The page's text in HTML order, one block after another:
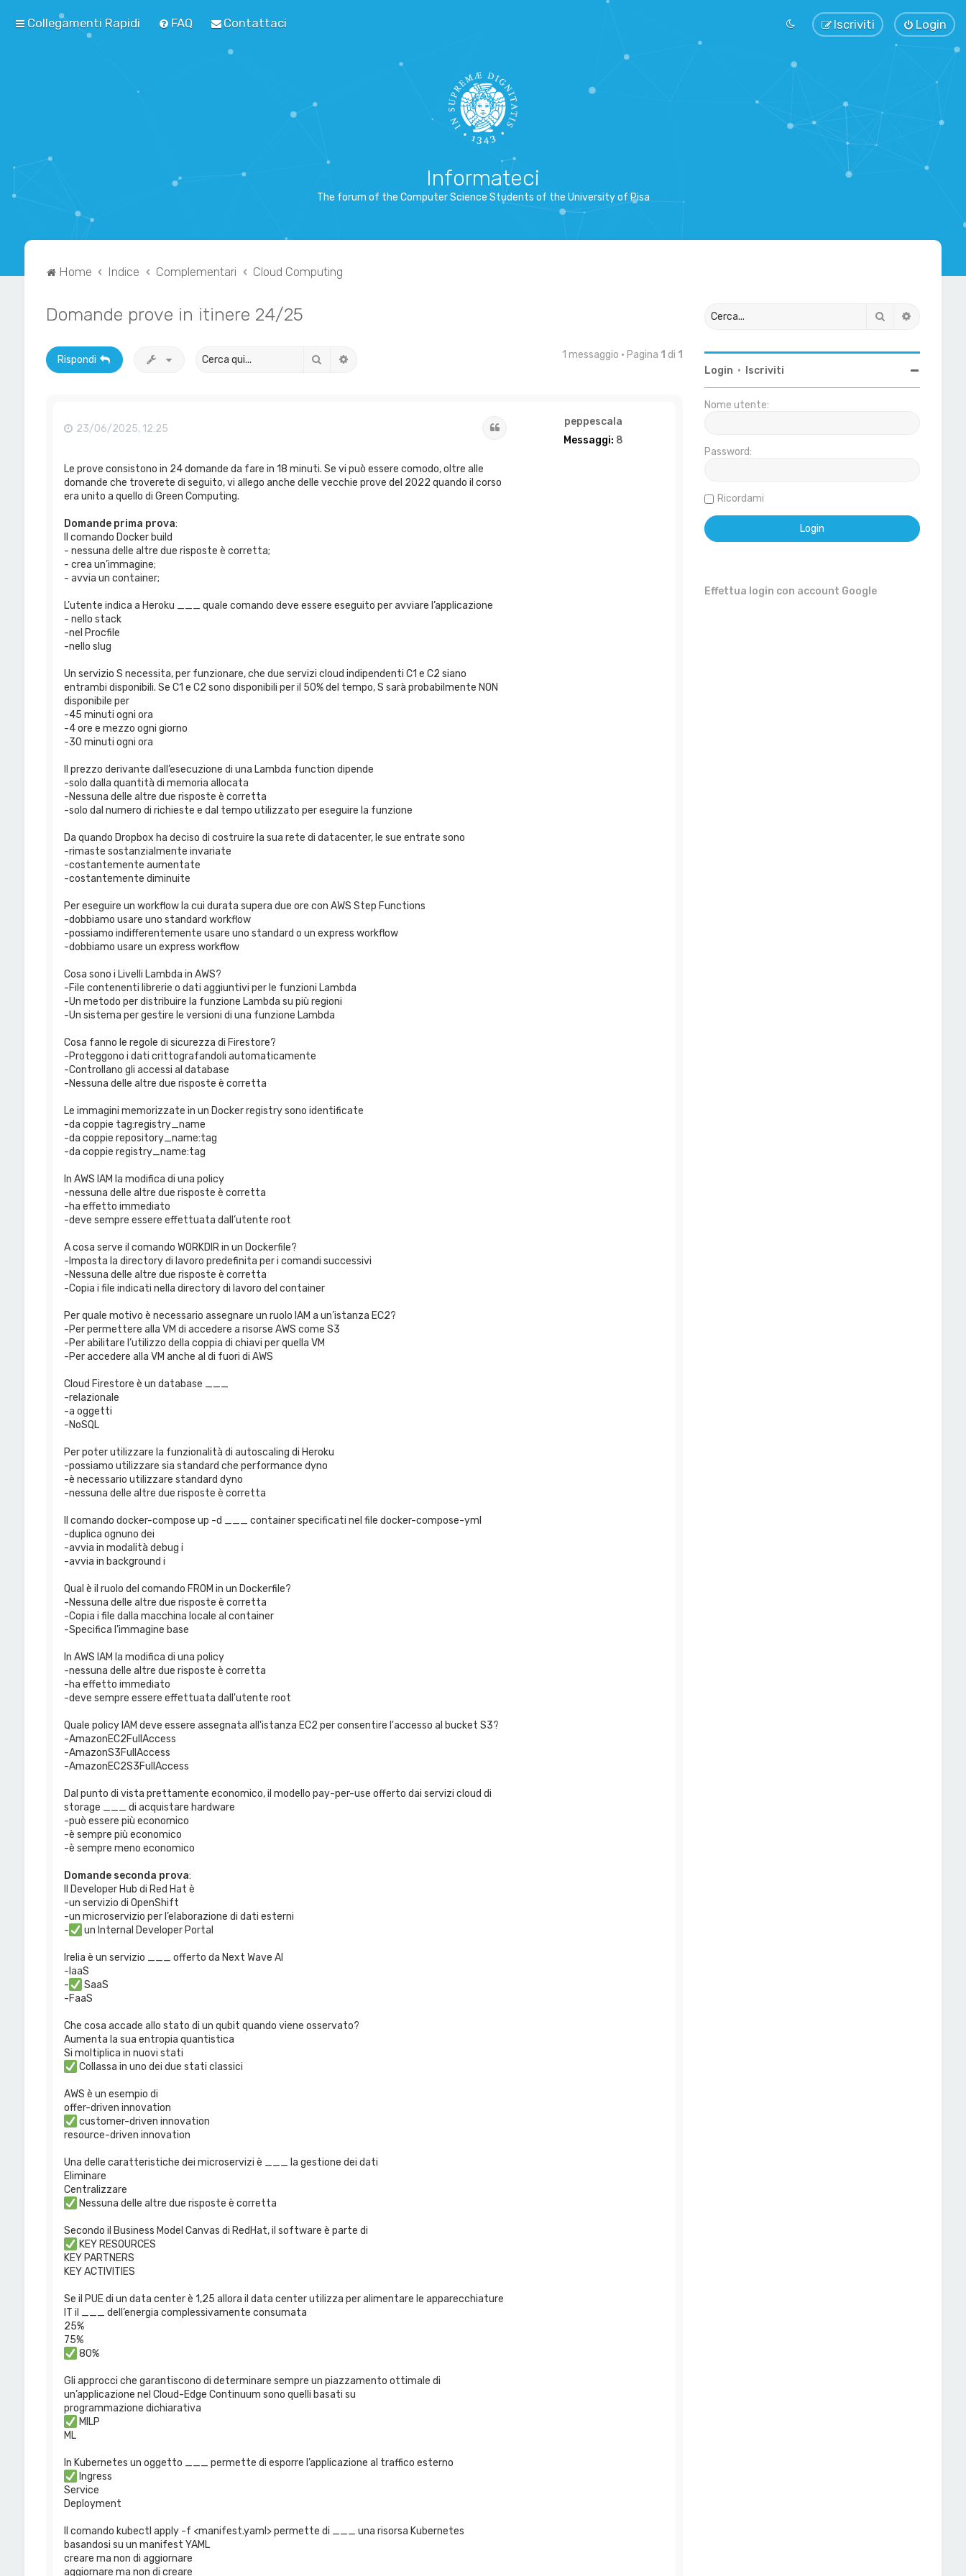
Collegamenti Rapidi FAQ Contattaci Login
Iscriviti
Informateci
The forum of the Computer Science Students of the University of Pisa
Home Indice Complementari Cloud Computing
Domande prove in itinere 24/25
Rispondi Cerca 1 messaggio • Pagina 1 di 1
peppescala
Messaggi: 8
23/06/2025, 12:25
Le prove consistono in 24 domande da fare in 18 minuti. Se vi può essere comodo, oltre alle
domande che troverete di seguito, vi allego anche delle vecchie prove del 2022 quando il corso
era unito a quello di Green Computing.
Domande prima prova:
Il comando Docker build
- nessuna delle altre due risposte è corretta;
- crea un’immagine;
- avvia un container;
L’utente indica a Heroku ___ quale comando deve essere eseguito per avviare l’applicazione
- nello stack
-nel Procfile
-nello slug
Un servizio S necessita, per funzionare, che due servizi cloud indipendenti C1 e C2 siano
entrambi disponibili. Se C1 e C2 sono disponibili per il 50% del tempo, S sarà probabilmente NON
disponibile per
-45 minuti ogni ora
-4 ore e mezzo ogni giorno
-30 minuti ogni ora
Il prezzo derivante dall’esecuzione di una Lambda function dipende
-solo dalla quantità di memoria allocata
-Nessuna delle altre due risposte è corretta
-solo dal numero di richieste e dal tempo utilizzato per eseguire la funzione
Da quando Dropbox ha deciso di costruire la sua rete di datacenter, le sue entrate sono
-rimaste sostanzialmente invariate
-costantemente aumentate
-costantemente diminuite
Per eseguire un workflow la cui durata supera due ore con AWS Step Functions
-dobbiamo usare uno standard workflow
-possiamo indifferentemente usare uno standard o un express workflow
-dobbiamo usare un express workflow
Cosa sono i Livelli Lambda in AWS?
-File contenenti librerie o dati aggiuntivi per le funzioni Lambda
-Un metodo per distribuire la funzione Lambda su più regioni
-Un sistema per gestire le versioni di una funzione Lambda
Cosa fanno le regole di sicurezza di Firestore?
-Proteggono i dati crittografandoli automaticamente
-Controllano gli accessi al database
-Nessuna delle altre due risposte è corretta
Le immagini memorizzate in un Docker registry sono identificate
-da coppie tag:registry_name
-da coppie repository_name:tag
-da coppie registry_name:tag
In AWS IAM la modifica di una policy
-nessuna delle altre due risposte è corretta
-ha effetto immediato
-deve sempre essere effettuata dall’utente root
A cosa serve il comando WORKDIR in un Dockerfile?
-Imposta la directory di lavoro predefinita per i comandi successivi
-Nessuna delle altre due risposte è corretta
-Copia i file indicati nella directory di lavoro del container
Per quale motivo è necessario assegnare un ruolo IAM a un’istanza EC2?
-Per permettere alla VM di accedere a risorse AWS come S3
-Per abilitare l’utilizzo della coppia di chiavi per quella VM
-Per accedere alla VM anche al di fuori di AWS
Cloud Firestore è un database ___
-relazionale
-a oggetti
-NoSQL
Per poter utilizzare la funzionalità di autoscaling di Heroku
-possiamo utilizzare sia standard che performance dyno
-è necessario utilizzare standard dyno
-nessuna delle altre due risposte è corretta
Il comando docker-compose up -d ___ container specificati nel file docker-compose-yml
-duplica ognuno dei
-avvia in modalità debug i
-avvia in background i
Qual è il ruolo del comando FROM in un Dockerfile?
-Nessuna delle altre due risposte è corretta
-Copia i file dalla macchina locale al container
-Specifica l’immagine base
In AWS IAM la modifica di una policy
-nessuna delle altre due risposte è corretta
-ha effetto immediato
-deve sempre essere effettuata dall'utente root
Quale policy IAM deve essere assegnata all'istanza EC2 per consentire l'accesso al bucket S3?
-AmazonEC2FullAccess
-AmazonS3FullAccess
-AmazonEC2S3FullAccess
Dal punto di vista prettamente economico, il modello pay-per-use offerto dai servizi cloud di
storage ___ di acquistare hardware
-può essere più economico
-è sempre più economico
-è sempre meno economico
Domande seconda prova:
Il Developer Hub di Red Hat è
-un servizio di OpenShift
-un microservizio per l’elaborazione di dati esterni
-
un Internal Developer Portal
Irelia è un servizio ___ offerto da Next Wave AI
-IaaS
-
SaaS
-FaaS
Che cosa accade allo stato di un qubit quando viene osservato?
Aumenta la sua entropia quantistica
Si moltiplica in nuovi stati
Collassa in uno dei due stati classici
AWS è un esempio di
offer-driven innovation
customer-driven innovation
resource-driven innovation
Una delle caratteristiche dei microservizi è ___ la gestione dei dati
Eliminare
Centralizzare
Nessuna delle altre due risposte è corretta
Secondo il Business Model Canvas di RedHat, il software è parte di
KEY RESOURCES
KEY PARTNERS
KEY ACTIVITIES
Se il PUE di un data center è 1,25 allora il data center utilizza per alimentare le apparecchiature
IT il ___ dell’energia complessivamente consumata
25%
75%
80%
Gli approcci che garantiscono di determinare sempre un piazzamento ottimale di
un’applicazione nel Cloud-Edge Continuum sono quelli basati su
programmazione dichiarativa
MILP
ML
In Kubernetes un oggetto ___ permette di esporre l’applicazione al traffico esterno
Ingress
Service
Deployment
Il comando kubectl apply -f <manifest.yaml> permette di ___ una risorsa Kubernetes
basandosi su un manifest YAML
creare ma non di aggiornare
aggiornare ma non di creare
Cerca
Login • Iscriviti
Nome utente:
Password:
Ricordami
Effettua login con account Google